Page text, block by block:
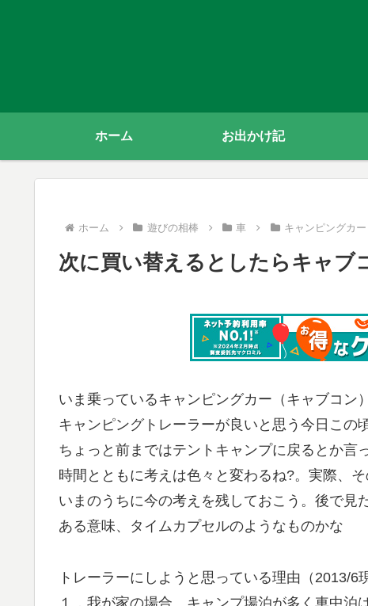
ホーム お出かけ記
ホーム 遊びの相棒 車 キャンピングカー
次に買い替えるとしたらキャブ
いま乗っているキャンピングカー（キャブコン
キャンピングトレーラーが良いと思う今日この
ちょっと前まではテントキャンプに戻るとか言
時間とともに考えは色々と変わるね?。実際、
いまのうちに今の考えを残しておこう。後で見
ある意味、タイムカプセルのようなものかな
トレーラーにしようと思っている理由（2013/6
１．我が家の場合、キャンプ場泊が多く車中